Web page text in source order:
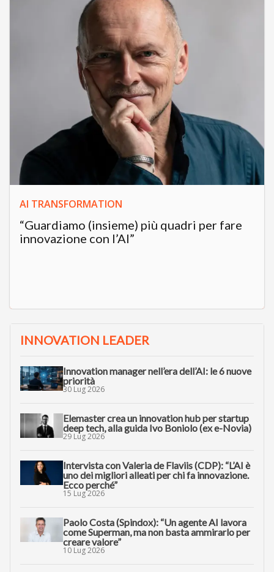
AI TRANSFORMATION
“Guardiamo (insieme) più quadri per fare
innovazione con l’AI”
INNOVATION LEADER
Innovation manager nell’era dell’AI: le 6 nuove
priorità
30 Lug 2026
Elemaster crea un innovation hub per startup
deep tech, alla guida Ivo Boniolo (ex e-Novia)
29 Lug 2026
Intervista con Valeria de Flaviis (CDP): “L’AI è
uno dei migliori alleati per chi fa innovazione.
Ecco perché”
15 Lug 2026
Paolo Costa (Spindox): “Un agente AI lavora
come Superman, ma non basta ammirarlo per
creare valore”
10 Lug 2026